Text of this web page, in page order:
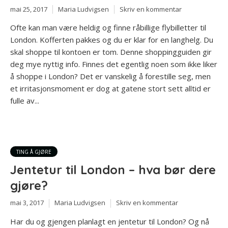
mai 25, 2017 Maria Ludvigsen Skriv en kommentar
Ofte kan man være heldig og finne råbillige flybilletter til
London. Kofferten pakkes og du er klar for en langhelg. Du
skal shoppe til kontoen er tom. Denne shoppingguiden gir
deg mye nyttig info. Finnes det egentlig noen som ikke liker
å shoppe i London? Det er vanskelig å forestille seg, men
et irritasjonsmoment er dog at gatene stort sett alltid er
fulle av...
TING Å GJØRE
Jentetur til London – hva bør dere
gjøre?
mai 3, 2017 Maria Ludvigsen Skriv en kommentar
Har du og gjengen planlagt en jentetur til London? Og nå